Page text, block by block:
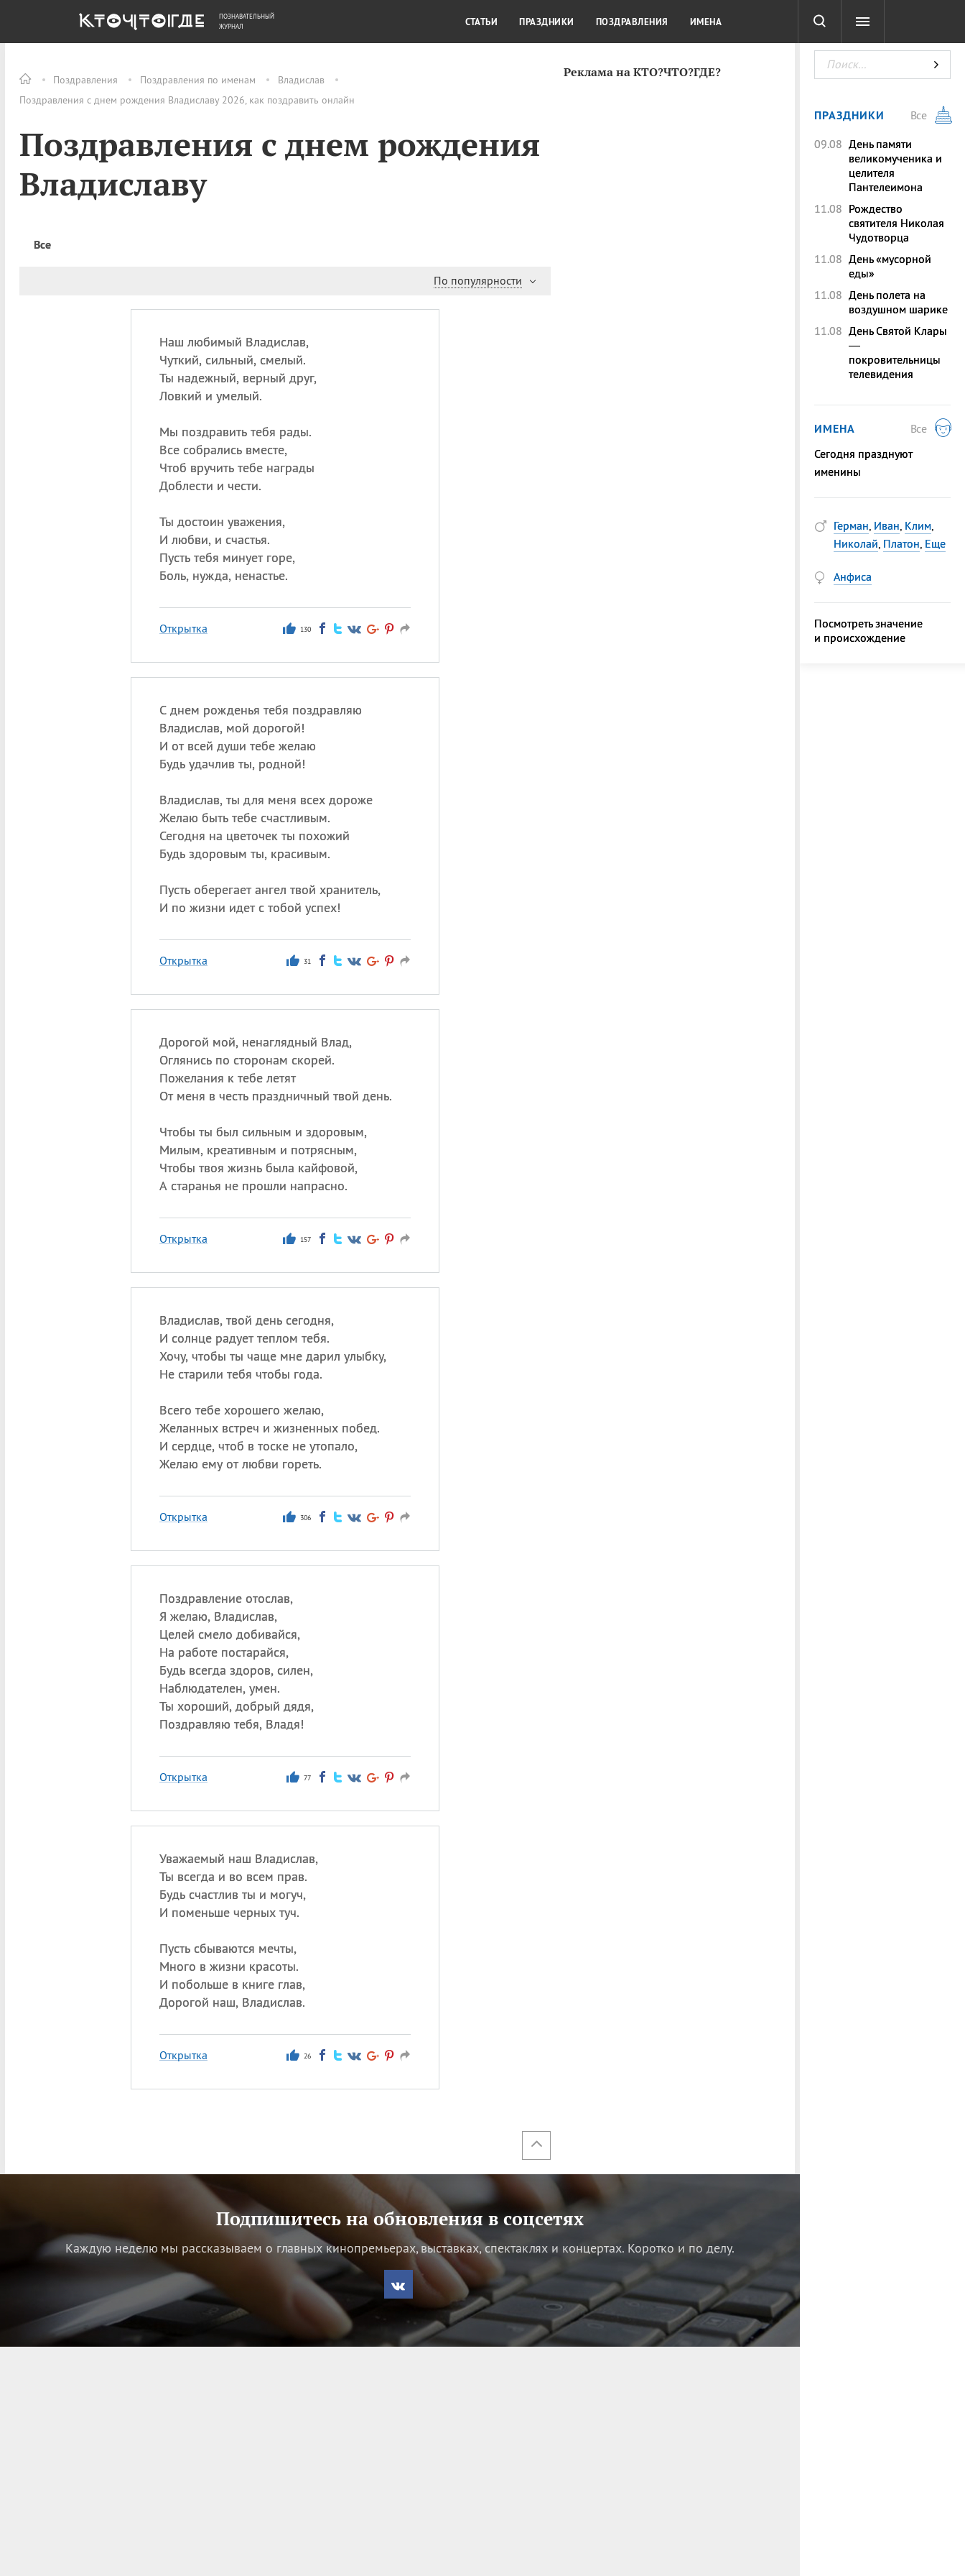
Поздравления Поздравления по именам
Владислав
Поздравления с днем рождения Владиславу 2026, как поздравить онлайн
Поздравления с днем рождения
Владиславу
Все
По популярности
Наш любимый Владислав,
Чуткий, сильный, смелый.
Ты надежный, верный друг,
Ловкий и умелый.
Мы поздравить тебя рады.
Все собрались вместе,
Чтоб вручить тебе награды
Доблести и чести.
Ты достоин уважения,
И любви, и счастья.
Пусть тебя минует горе,
Боль, нужда, ненастье.
Открытка 130
С днем рожденья тебя поздравляю
Владислав, мой дорогой!
И от всей души тебе желаю
Будь удачлив ты, родной!
Владислав, ты для меня всех дороже
Желаю быть тебе счастливым.
Сегодня на цветочек ты похожий
Будь здоровым ты, красивым.
Пусть оберегает ангел твой хранитель,
И по жизни идет с тобой успех!
Открытка 31
Дорогой мой, ненаглядный Влад,
Оглянись по сторонам скорей.
Пожелания к тебе летят
От меня в честь праздничный твой день.
Чтобы ты был сильным и здоровым,
Милым, креативным и потрясным,
Чтобы твоя жизнь была кайфовой,
А старанья не прошли напрасно.
Открытка 157
Владислав, твой день сегодня,
И солнце радует теплом тебя.
Хочу, чтобы ты чаще мне дарил улыбку,
Не старили тебя чтобы года.
Всего тебе хорошего желаю,
Желанных встреч и жизненных побед.
И сердце, чтоб в тоске не утопало,
Желаю ему от любви гореть.
Открытка 306
Поздравление отослав,
Я желаю, Владислав,
Целей смело добивайся,
На работе постарайся,
Будь всегда здоров, силен,
Наблюдателен, умен.
Ты хороший, добрый дядя,
Поздравляю тебя, Владя!
Открытка 77
Уважаемый наш Владислав,
Ты всегда и во всем прав.
Будь счастлив ты и могуч,
И поменьше черных туч.
Пусть сбываются мечты,
Много в жизни красоты.
И побольше в книге глав,
Дорогой наш, Владислав.
Открытка 26
Реклама на КТО?ЧТО?ГДЕ?
Подпишитесь на обновления в соцсетях
Каждую неделю мы рассказываем о главных кинопремьерах, выставках, спектаклях и концертах. Коротко и по делу.
ОБЩЕСТВО ДЕНЬГИ КУЛЬТУРА КРАСОТА ТЕСТЫ
ПОЗНАВАТЕЛЬНЫЙ
ЖУРНАЛ
СТАТЬИ ПРАЗДНИКИ ПОЗДРАВЛЕНИЯ ИМЕНА
ПРАЗДНИКИ
Все
09.08 День памяти
великомученика и
целителя
Пантелеимона
11.08 Рождество
святителя Николая
Чудотворца
11.08 День «мусорной
еды»
11.08 День полета на
воздушном шарике
11.08 День Святой Клары
—
покровительницы
телевидения
ИМЕНА
Все
Сегодня празднуют
именины
Герман, Иван, Клим,
Николай, Платон, Еще
Анфиса
Посмотреть значение
и происхождение